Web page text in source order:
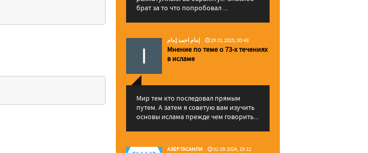
брат за то что попробовал ...
إمام احمد إمام 29.01.2025, 00:43
Мнение по теме о 73-х течениях
в исламе
Мир тем кто последовал прямым
путем. А затем я советую вам изучить
основы ислама прежде чем говорить...
АЗЕР ГАСАНЛИ 02.09.2024, 19:12